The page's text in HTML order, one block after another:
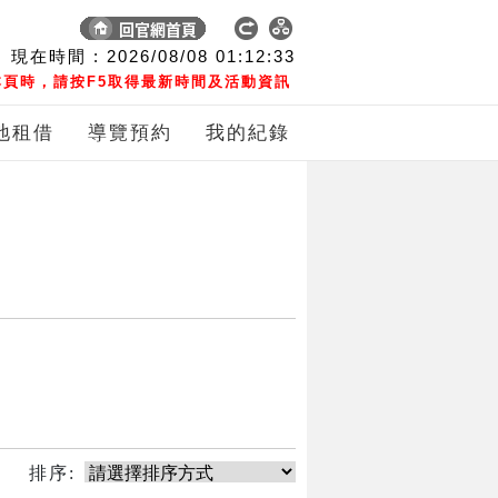
現在時間 : 2026/08/08 01:12:33
時，請按F5取得最新時間及活動資訊
租借 導覽預約 我的紀錄
排序: